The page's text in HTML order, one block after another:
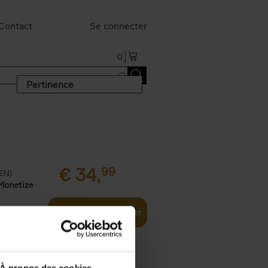
Se connecter
0
Pertinence
€ 34,99
Ajouter au panier